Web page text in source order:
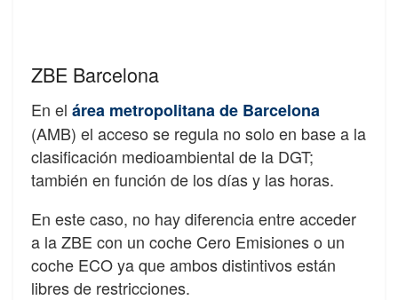
ZBE Barcelona
En el área metropolitana de Barcelona
(AMB) el acceso se regula no solo en base a la
clasificación medioambiental de la DGT;
también en función de los días y las horas.
En este caso, no hay diferencia entre acceder
a la ZBE con un coche Cero Emisiones o un
coche ECO ya que ambos distintivos están
libres de restricciones.